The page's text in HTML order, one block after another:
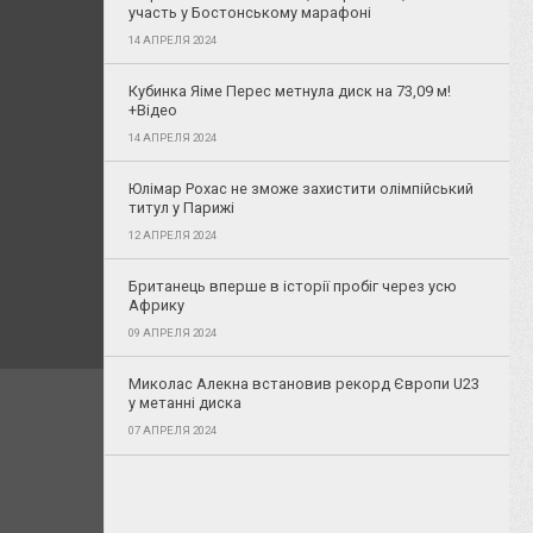
участь у Бостонському марафоні
14 АПРЕЛЯ 2024
Кубинка Яіме Перес метнула диск на 73,09 м!
+Відео
14 АПРЕЛЯ 2024
Юлімар Рохас не зможе захистити олімпійський
титул у Парижі
12 АПРЕЛЯ 2024
Британець вперше в історії пробіг через усю
Африку
09 АПРЕЛЯ 2024
Миколас Алекна встановив рекорд Європи U23
у метанні диска
07 АПРЕЛЯ 2024